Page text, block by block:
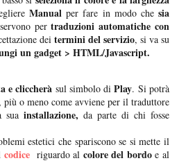
Manual per fare in modo chesia
servono pertraduzioni automatiche con
dei termini del servizio, si va su
un gadget > HTML/Javascript.
e cliccherà sul simbolo diPlay. Si potrà
più o meno come avviene per il traduttore
suainstallazione, da parte di chi fosse
estetici che spariscono se si mette il
codiceriguardo al colore del bordoe al